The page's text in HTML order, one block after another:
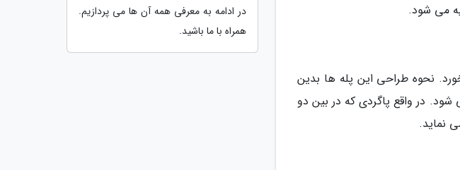
می شود.
نحوه طراحی این پله ها بدین
در واقع پاگردی که در بین دو
نماید.
در ادامه به معرفی همه آن ها می پردازیم.
همراه با ما باشید.